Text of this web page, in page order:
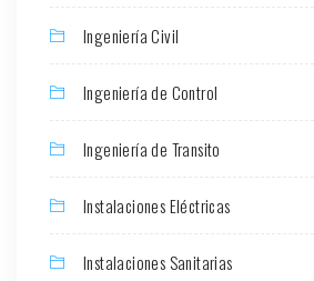
Ingeniería Civil
Ingeniería de Control
Ingeniería de Transito
Instalaciones Eléctricas
Instalaciones Sanitarias